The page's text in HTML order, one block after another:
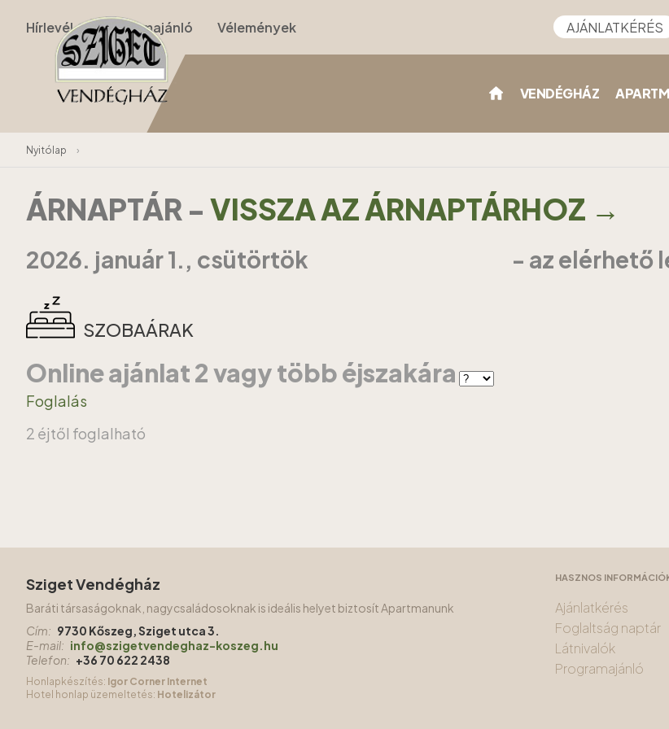
Hírlevél Programajánló Vélemények AJÁNLATKÉRÉS
VENDÉGHÁZ
Nyitólap ›
ÁRNAPTÁR - VISSZA AZ ÁRNAPTÁRHOZ →
2026. január 1., csütörtök - az elérhető
SZOBAÁRAK
Online ajánlat 2 vagy több éjszakára
Foglalás
2 éjtől foglalható
Sziget Vendégház
Baráti társaságoknak, nagycsaládosoknak is ideális helyet biztosít Apartmanunk
Cím: 9730 Kőszeg, Sziget utca 3.
E-mail: info@szigetvendeghaz-koszeg.hu
Telefon: +36 70 622 2438
Honlapkészítés: Igor Corner Internet
Hotel honlap üzemeltetés: Hotelizátor
HASZNOS
Ajánlatkérés
Foglaltság naptár
Látnivalók
Programajánló